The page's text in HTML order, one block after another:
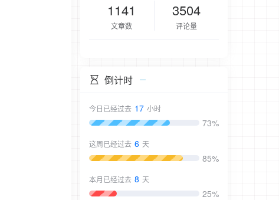
1141
文章数
3504
评论量
倒计时
今日已经过去 17 小时
73%
这周已经过去 6 天
85%
本月已经过去 8 天
25%